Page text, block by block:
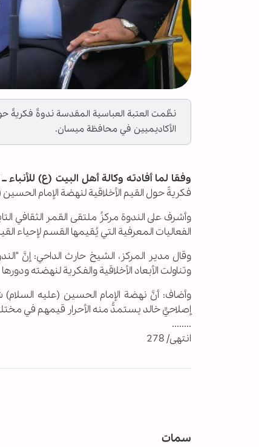
نظّمت العتبة العباسية المقدسة ندوةً فكريةً
الأكاديميين في محافظة ميسان.
وفقا لما أفادته وكالة أهل البيت (ع) للأنباء ــ
فكريةً حول القيم الأخلاقية لنهضة الإمام
وأشرف على الندوة مركزُ ملتقى القمر الثقافي
الفعاليات المعرفية التي يُقيمها القسم لإحياء
وقال مدير المركز، الشيخ حارث الداحي: إنَّ
وتناولت الأبعاد الأخلاقية والفكرية لنهضته
وأضاف: أنَّ نهضة الإمام الحسين (عليه
إصلاحيٍّ خالد يستمدُّ منه الأحرار قيمهم في
........
انتهى/ 278
سمات